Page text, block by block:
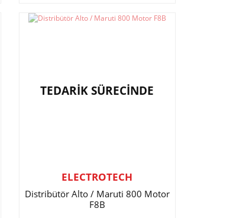
TEDARİK SÜRECİNDE
ELECTROTECH
Distribütör Alto / Maruti 800 Motor
F8B